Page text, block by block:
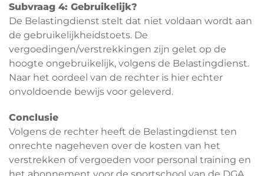
Subvraag 4: Gebruikelijk?
De Belastingdienst stelt dat niet voldaan wordt aan
de gebruikelijkheidstoets. De
vergoedingen/verstrekkingen zijn gelet op de
hoogte ongebruikelijk, volgens de Belastingdienst.
Naar het oordeel van de rechter is hier echter
onvoldoende bewijs voor geleverd.
Conclusie
Volgens de rechter heeft de Belastingdienst ten
onrechte nageheven over de kosten van het
verstrekken of vergoeden voor personal training en
het abonnement voor de sportschool van de DGA.